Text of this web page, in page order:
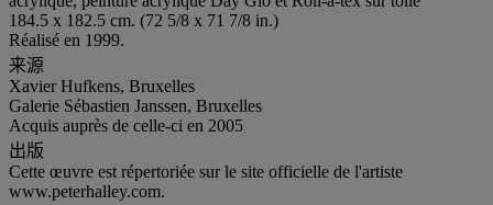
184.5 x 182.5 cm. (72 5/8 x 71 7/8 in.)
Réalisé en 1999.
来源
Xavier Hufkens, Bruxelles
Galerie Sébastien Janssen, Bruxelles
Acquis auprès de celle-ci en 2005
出版
Cette œuvre est répertoriée sur le site officielle de l'artiste
www.peterhalley.com.